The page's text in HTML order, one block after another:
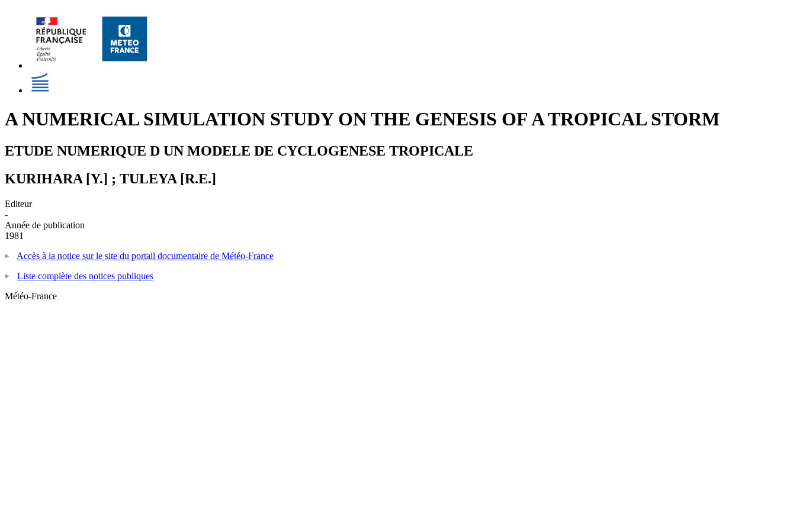
A NUMERICAL SIMULATION STUDY ON THE GENESIS OF A TROPICAL STORM
ETUDE NUMERIQUE D UN MODELE DE CYCLOGENESE TROPICALE
KURIHARA [Y.] ; TULEYA [R.E.]
Editeur
-
Année de publication
1981
Accès à la notice sur le site du portail documentaire de Météo-France
Liste complète des notices publiques
Météo-France